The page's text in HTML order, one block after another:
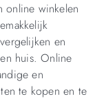
online winkelen
en
huis. Online
en
te kopen en te